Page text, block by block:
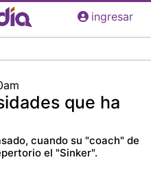
ingresar
que ha
cuando su "coach" de
el "Sinker".